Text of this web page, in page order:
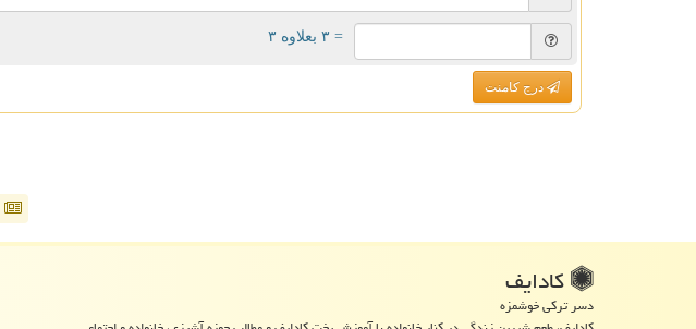
= ۳ بعلاوه ۳
درج کامنت
كادایف
دسر ترکی خوشمزه